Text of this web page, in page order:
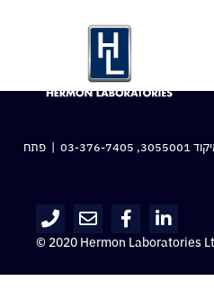
03-376-7405 | פתח
© 2020 Hermon Laboratories